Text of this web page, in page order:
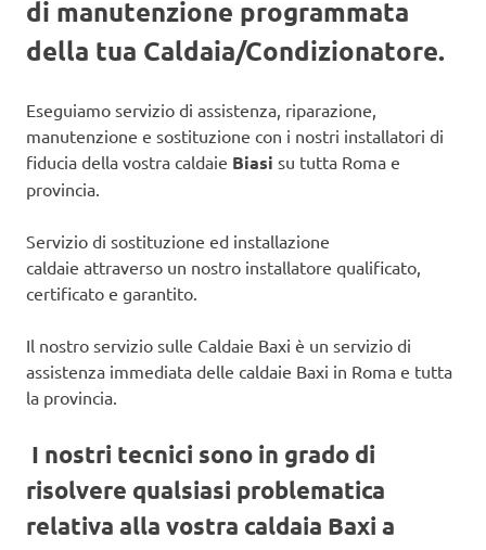
di manutenzione programmata
della tua Caldaia/Condizionatore.
Eseguiamo servizio di assistenza, riparazione,
manutenzione e sostituzione con i nostri installatori di
fiducia della vostra caldaie Biasi su tutta Roma e
provincia.
Servizio di sostituzione ed installazione
caldaie attraverso un nostro installatore qualificato,
certificato e garantito.
Il nostro servizio sulle Caldaie Baxi è un servizio di
assistenza immediata delle caldaie Baxi in Roma e tutta
la provincia.
I nostri tecnici sono in grado di
risolvere qualsiasi problematica
relativa alla vostra caldaia Baxi a